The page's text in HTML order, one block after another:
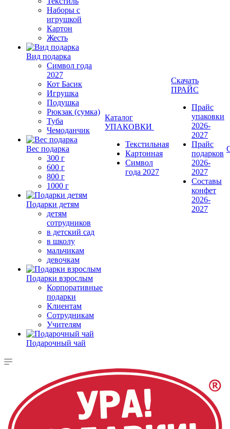
Наборы с
игрушкой
Картон
Жесть
Вид подарка
Символ года
2027
Кот Басик
Игрушка
Подушка
Рюкзак (сумка)
Туба
Чемоданчик
Вес подарка
300 г
600 г
800 г
1000 г
Подарки детям
детям
сотрудников
в детский сад
в школу
мальчикам
девочкам
Подарки взрослым
Корпоративные
подарки
Клиентам
Сотрудникам
Учителям
Подарочный чай
Каталог
УПАКОВКИ
Текстильная
Картонная
Символ
года 2027
Скачать
ПРАЙС
Прайс
упаковки
2026-
2027
Прайс
подарков
2026-
2027
Составы
конфет
2026-
2027